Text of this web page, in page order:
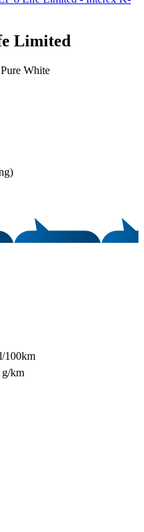
Limited
White
100km
g/km